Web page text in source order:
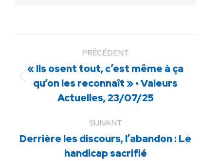
PRÉCÉDENT
Article
précédent
:
« Ils osent tout, c’est même à ça
qu’on les reconnaît » • Valeurs
Actuelles, 23/07/25
SUIVANT
Article
suivant
Derrière les discours, l’abandon : Le
handicap sacrifié